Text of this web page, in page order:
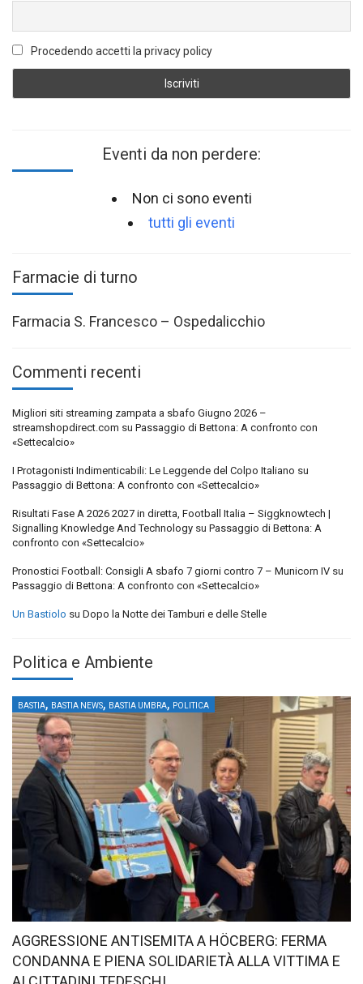
Procedendo accetti la privacy policy
Eventi da non perdere:
Non ci sono eventi
tutti gli eventi
Farmacie di turno
Farmacia S. Francesco – Ospedalicchio
Commenti recenti
Migliori siti streaming zampata a sbafo Giugno 2026 –
streamshopdirect.com su Passaggio di Bettona: A confronto con
«Settecalcio»
I Protagonisti Indimenticabili: Le Leggende del Colpo Italiano su
Passaggio di Bettona: A confronto con «Settecalcio»
Risultati Fase A 2026 2027 in diretta, Football Italia – Siggknowtech |
Signalling Knowledge And Technology su Passaggio di Bettona: A
confronto con «Settecalcio»
Pronostici Football: Consigli A sbafo 7 giorni contro 7 – Municorn IV su
Passaggio di Bettona: A confronto con «Settecalcio»
Un Bastiolo su Dopo la Notte dei Tamburi e delle Stelle
Politica e Ambiente
BASTIA, BASTIA NEWS, BASTIA UMBRA, POLITICA
AGGRESSIONE ANTISEMITA A HÖCBERG: FERMA
CONDANNA E PIENA SOLIDARIETÀ ALLA VITTIMA E